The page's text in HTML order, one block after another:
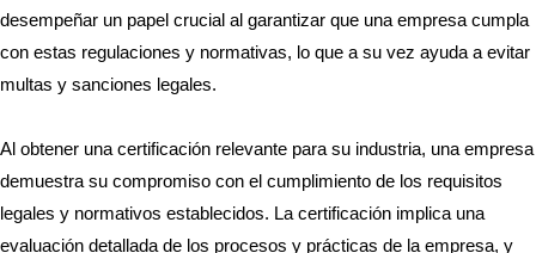
desempeñar un papel crucial al garantizar que una empresa cumpla
con estas regulaciones y normativas, lo que a su vez ayuda a evitar
multas y sanciones legales.
Al obtener una certificación relevante para su industria, una empresa
demuestra su compromiso con el cumplimiento de los requisitos
legales y normativos establecidos. La certificación implica una
evaluación detallada de los procesos y prácticas de la empresa, y